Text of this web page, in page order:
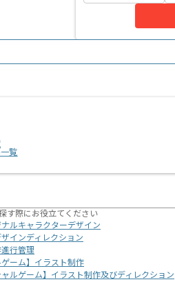
覧
す際にお役立てください
ルキャラクターデザイン
インディレクション
進行管理
ゲーム】イラスト制作
ルゲーム】イラスト制作及びディレクション